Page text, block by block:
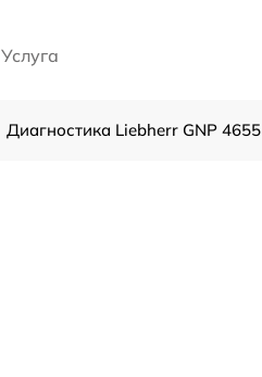
Услуга
Диагностика Liebherr GNP 4655